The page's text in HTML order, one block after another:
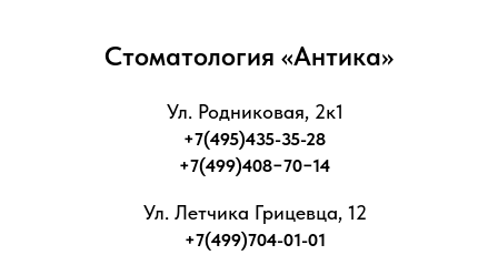
Стоматология «Антика»
Ул. Родниковая, 2к1
+7(495)435-35-28
+7(499)408−70−14
Ул. Летчика Грицевца, 12
+7(499)704-01-01